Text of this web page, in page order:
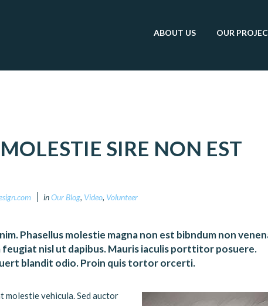
ABOUT US OUR
SIRE NON EST
inOur Blog, Video, Volunteer
Phasellus molestie magna non est bibndum non
feugiat nisl ut dapibus. Mauris iaculis porttitor posuere.
uert blandit odio. Proin quis tortor orcerti.
molestie vehicula. Sed auctor